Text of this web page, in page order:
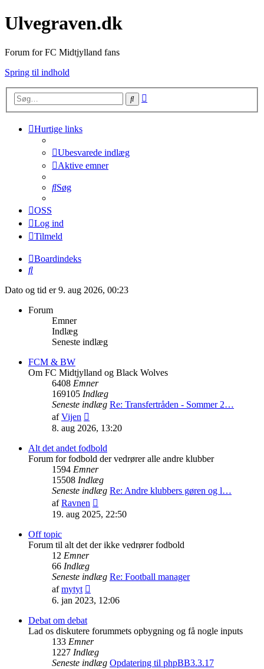
Ulvegraven.dk
Forum for FC Midtjylland fans
Spring til indhold
Søg
Hurtige links
Ubesvarede indlæg
Aktive emner
Søg
OSS
Log ind
Tilmeld
Boardindeks
Søg
Dato og tid er 9. aug 2026, 00:23
Forum
Emner
Indlæg
Seneste indlæg
FCM & BW
Om FC Midtjylland og Black Wolves
6408 Emner
169105 Indlæg
Seneste indlæg Re: Transfertråden - Sommer 2…
afVijen
det
indlæg
8. aug 2026, 13:20
Alt det andet fodbold
Forum for fodbold der vedrører alle andre klubber
1594 Emner
15508 Indlæg
Seneste indlæg Re: Andre klubbers gøren og l…
afRavnen
det
19. aug 2025, 22:50
Off topic
Forum til alt det der ikke vedrører fodbold
12 Emner
66 Indlæg
Seneste indlæg Re: Football manager
afmytyt
det
6. jan 2023, 12:06
Debat om debat
Lad os diskutere forummets opbygning og få nogle inputs
133 Emner
1227 Indlæg
Seneste indlæg Opdatering til phpBB3.3.17